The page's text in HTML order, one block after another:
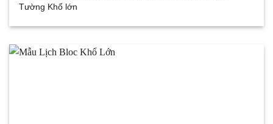
Tường Khổ lớn